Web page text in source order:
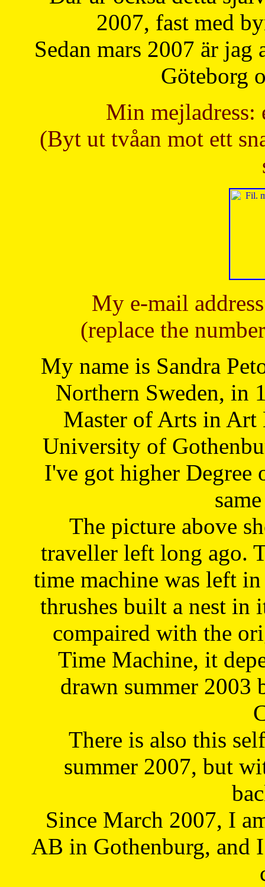
2007, fast med
Sedan mars 2007 är
Göteborg
Min mejladress:
(Byt ut tvåan mot ett
My e-mail
(replace the
My name is Sandra
Northern Sweden, in
Master of Arts in Art
University of
I've got higher Degree
The picture above
traveller left long ago.
time machine was left
thrushes built a nest in
compaired with the
Time Machine, it
drawn summer 2003
There is also this
summer 2007, but
Since March 2007, I
AB in Gothenburg, and